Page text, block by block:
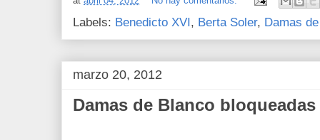
Labels: Benedicto XVI, Berta Soler, Damas
marzo 20, 2012
Damas de Blanco bloqueadas